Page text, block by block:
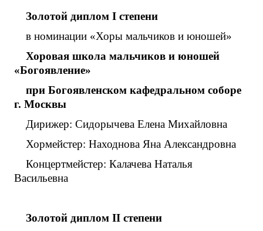
Золотой диплом I степени
в номинации «Хоры мальчиков и юношей»
Хоровая школа мальчиков и юношей
«Богоявление»
при Богоявленском кафедральном соборе
г. Москвы
Дирижер: Сидорычева Елена Михайловна
Хормейстер: Находнова Яна Александровна
Концертмейстер: Калачева Наталья
Васильевна
Золотой диплом II степени